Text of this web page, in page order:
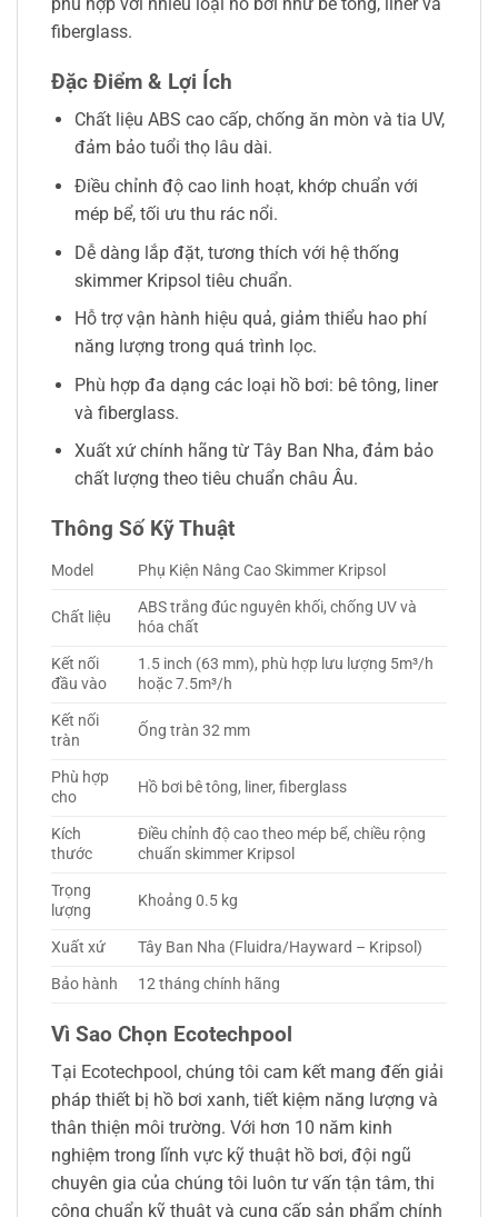
fiberglass.
Đặc Điểm & Lợi Ích
Chất liệu ABS cao cấp, chống ăn mòn và tia UV,
đảm bảo tuổi thọ lâu dài.
Điều chỉnh độ cao linh hoạt, khớp chuẩn với
mép bể, tối ưu thu rác nổi.
Dễ dàng lắp đặt, tương thích với hệ thống
skimmer Kripsol tiêu chuẩn.
Hỗ trợ vận hành hiệu quả, giảm thiểu hao phí
năng lượng trong quá trình lọc.
Phù hợp đa dạng các loại hồ bơi: bê tông, liner
và fiberglass.
Xuất xứ chính hãng từ Tây Ban Nha, đảm bảo
chất lượng theo tiêu chuẩn châu Âu.
Thông Số Kỹ Thuật
Model Phụ Kiện Nâng Cao Skimmer Kripsol
Chất liệu
ABS trắng đúc nguyên khối, chống UV và
hóa chất
Kết nối
đầu vào
1.5 inch (63 mm), phù hợp lưu lượng 5m³/h
hoặc 7.5m³/h
Kết nối
tràn
Ống tràn 32 mm
Phù hợp
cho
Hồ bơi bê tông, liner, fiberglass
Kích
thước
Điều chỉnh độ cao theo mép bể, chiều rộng
chuẩn skimmer Kripsol
Trọng
lượng
Khoảng 0.5 kg
Xuất xứ
Tây Ban Nha (Fluidra/Hayward – Kripsol)
Bảo hành
12 tháng chính hãng
Vì Sao Chọn Ecotechpool
Tại Ecotechpool, chúng tôi cam kết mang đến giải
pháp thiết bị hồ bơi xanh, tiết kiệm năng lượng và
thân thiện môi trường. Với hơn 10 năm kinh
nghiệm trong lĩnh vực kỹ thuật hồ bơi, đội ngũ
chuyên gia của chúng tôi luôn tư vấn tận tâm, thi
công chuẩn kỹ thuật và cung cấp sản phẩm chính